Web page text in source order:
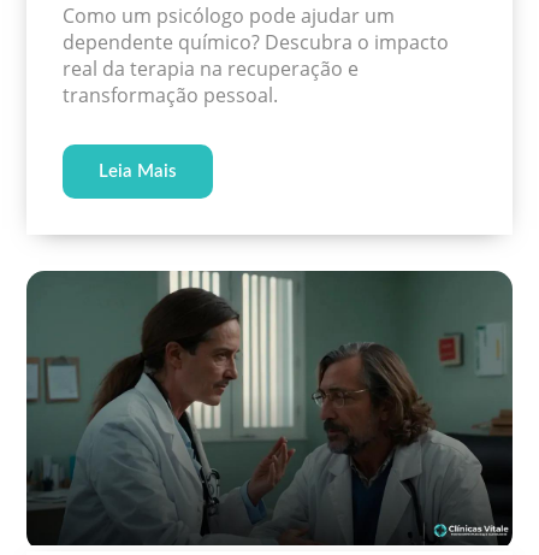
Como um psicólogo pode ajudar um
dependente químico? Descubra o impacto
real da terapia na recuperação e
transformação pessoal.
Leia Mais